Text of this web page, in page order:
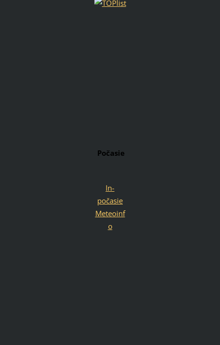
Počasie
In-
počasie
Meteoinf
o